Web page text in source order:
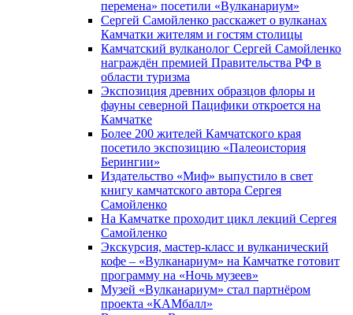
перемена» посетили «Вулканариум»
Сергей Самойленко расскажет о вулканах
Камчатки жителям и гостям столицы
Камчатский вулканолог Сергей Самойленко
награждён премией Правительства РФ в
области туризма
Экспозиция древних образцов флоры и
фауны северной Пацифики откроется на
Камчатке
Более 200 жителей Камчатского края
посетило экспозицию «Палеоистория
Берингии»
Издательство «Миф» выпустило в свет
книгу камчатского автора Сергея
Самойленко
На Камчатке проходит цикл лекций Сергея
Самойленко
Экскурсия, мастер-класс и вулканический
кофе – «Вулканариум» на Камчатке готовит
программу на «Ночь музеев»
Музей «Вулканариум» стал партнёром
проекта «КАМбалл»